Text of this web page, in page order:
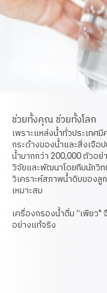
ช่วยทั้งคุณ ช่วยทั้งโลก
เพราะแหล่งน้ำทั่วประเทศ
กระด้างของน้ำและสิ่งเจื
น้ำมากกว่า 200,000 ตัวอ
วิจัยและพัฒนาโดยทีมนักวิ
วิเคราะห์สภาพน้ำดิบของลู
เหมาะสม
เครื่องกรองน้ำดื่ม “เพียว"
อย่างแท้จริง​